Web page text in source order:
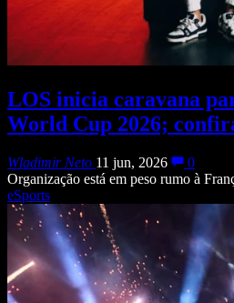
LOS inicia caravana
World Cup 2026;
Wladimir Neto 11 jun, 2026
0
Organização está em peso rumo à
eSports